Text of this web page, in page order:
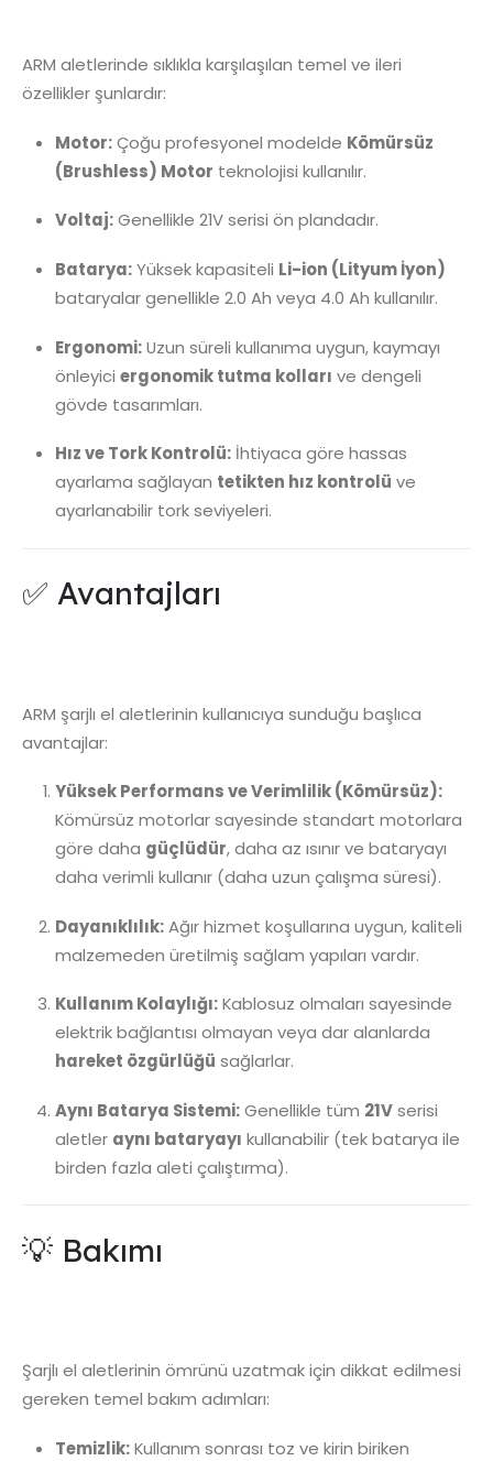
ARM aletlerinde sıklıkla karşılaşılan temel ve ileri
özellikler şunlardır:
Motor:Çoğu profesyonel modelde Kömürsüz
(Brushless) Motor teknolojisi kullanılır.
Voltaj:Genellikle 21Vserisi ön plandadır.
Batarya:Yüksek kapasiteli Li-ion (Lityum İyon)
bataryalar genellikle 2.0 Ah veya 4.0 Ah kullanılır.
Ergonomi:Uzun süreli kullanıma uygun, kaymayı
önleyici ergonomik tutma kolları ve dengeli
gövde tasarımları.
Hız ve Tork Kontrolü:İhtiyaca göre hassas
ayarlama sağlayan tetikten hız kontrolü ve
ayarlanabilir tork seviyeleri.
✅ Avantajları
ARM şarjlı el aletlerinin kullanıcıya sunduğu başlıca
avantajlar:
Yüksek Performans ve Verimlilik (Kömürsüz):
Kömürsüz motorlar sayesinde standart motorlara
göre daha güçlüdür, daha az ısınır ve bataryayı
daha verimli kullanır (daha uzun çalışma süresi).
Dayanıklılık:Ağır hizmet koşullarına uygun, kaliteli
malzemeden üretilmiş sağlam yapıları vardır.
Kullanım Kolaylığı:Kablosuz olmaları sayesinde
elektrik bağlantısı olmayan veya dar alanlarda
hareket özgürlüğü sağlarlar.
Aynı Batarya Sistemi:Genellikle tüm 21Vserisi
aletler aynı bataryayı kullanabilir (tek batarya ile
birden fazla aleti çalıştırma).
💡 Bakımı
Şarjlı el aletlerinin ömrünü uzatmak için dikkat edilmesi
gereken temel bakım adımları:
Temizlik:Kullanım sonrası toz ve kirin biriken